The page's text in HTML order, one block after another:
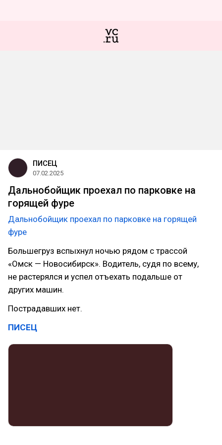
ПИСЕЦ
07.02.2025
Дальнобойщик проехал по парковке на
горящей фуре
Дальнобойщик проехал по парковке на горящей
фуре
Большегруз вспыхнул ночью рядом с трассой
«Омск — Новосибирск». Водитель, судя по всему,
не растерялся и успел отъехать подальше от
других машин.
Пострадавших нет.
ПИСЕЦ